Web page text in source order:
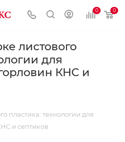
0 0
листового
для
КНС и
пластика: технологии для
и септиков